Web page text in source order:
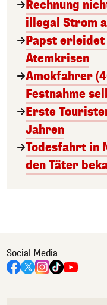
Rechnung
illegal Strom
Papst
Atemkrisen
Amokfahrer
Festnahme
Erste
Jahren
Todesfahrt in
den Täter
Social Media